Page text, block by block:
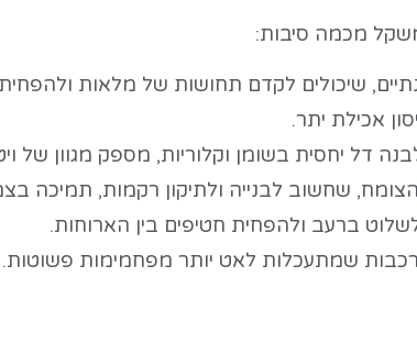
מכמה סיבות:
שיכולים לקדם תחושות של מלאות
אכילת יתר.
דל יחסית בשומן וקלוריות, מספק מגוון של
שחשוב לבנייה ולתיקון רקמות, תמיכה
ברעב ולהפחית חטיפים בין הארוחות.
שמתעכלות לאט יותר מפחמימות פשוטות.